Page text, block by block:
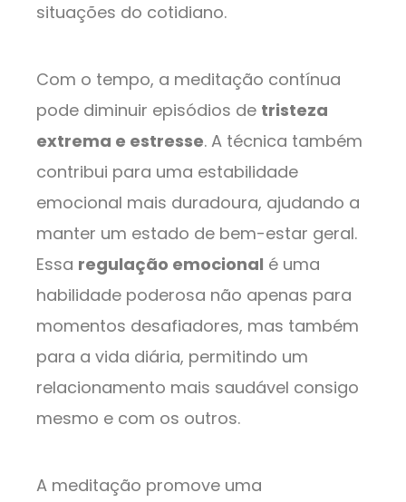
situações do cotidiano.
Com o tempo, a meditação contínua
pode diminuir episódios de tristeza
extrema e estresse. A técnica também
contribui para uma estabilidade
emocional mais duradoura, ajudando a
manter um estado de bem-estar geral.
Essa regulação emocional é uma
habilidade poderosa não apenas para
momentos desafiadores, mas também
para a vida diária, permitindo um
relacionamento mais saudável consigo
mesmo e com os outros.
A meditação promove uma